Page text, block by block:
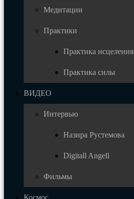
Медитации
Практики
Практика исцеления
Практика силы
ВИДЕО
Интервью
Назира Рустемова
Digitall Angell
Фильмы
Космос